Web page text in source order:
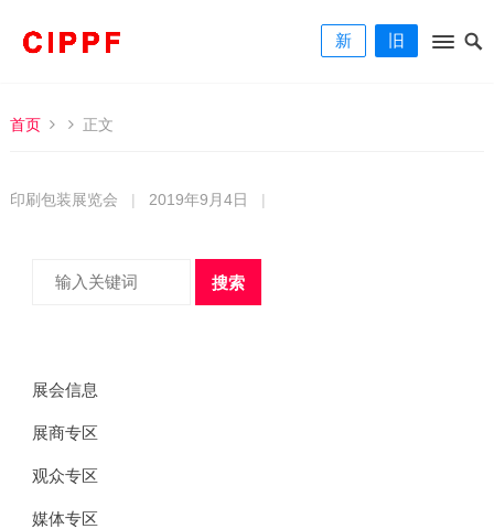
新 旧
首页 正文
印刷包装展览会 2019年9月4日
搜索
展会信息
展商专区
观众专区
媒体专区